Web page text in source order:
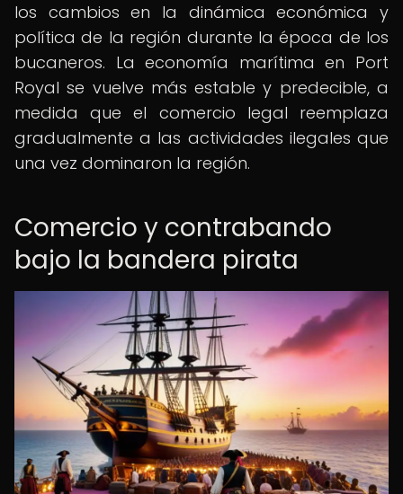
los cambios en la dinámica económica y
política de la región durante la época de los
bucaneros. La economía marítima en Port
Royal se vuelve más estable y predecible, a
medida que el comercio legal reemplaza
gradualmente a las actividades ilegales que
una vez dominaron la región.
Comercio y contrabando
bajo la bandera pirata